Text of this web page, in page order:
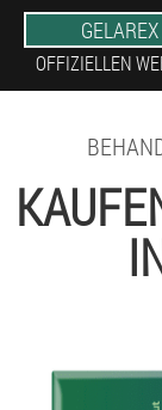
GELAREX
OFFIZIELLEN